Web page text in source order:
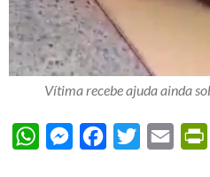
Vítima recebe ajuda ainda
WhatsAppMessengerFacebook
Twitter Email